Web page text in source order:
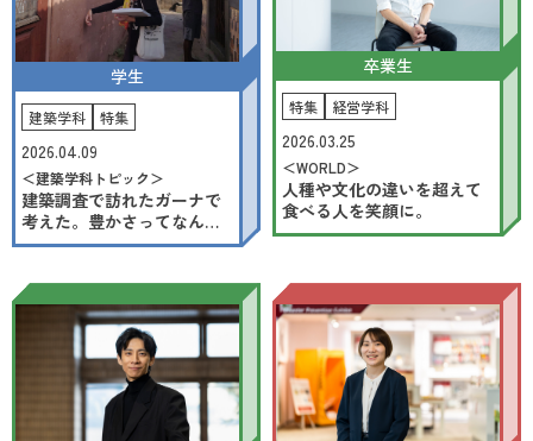
2026.8.8 (SAT)-9(SUN)
お申し込み・詳細
資料請求
北海学園大学 アクセス お問い合わせ
学生
建築学科 特集
2026.04.09
＜建築学科トピック＞
建築調査で訪れたガーナで
考えた。豊かさってなん
だ!?
卒業生
特集 経営学科
2026.03.25
＜WORLD＞
人種や文化の違いを超えて
食べる人を笑顔に。